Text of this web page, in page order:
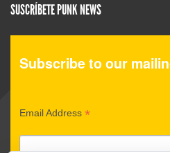
SUSCRÍBETE PUNK NEWS
Subscribe to our
Email Address *